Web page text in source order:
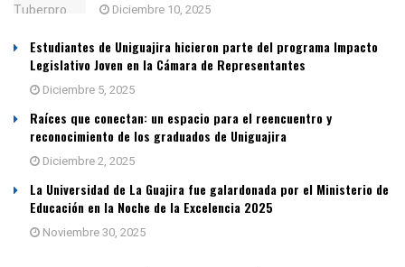
Diciembre 10, 2025
Estudiantes de Uniguajira hicieron parte del programa Impacto
Legislativo Joven en la Cámara de Representantes
Diciembre 5, 2025
Raíces que conectan: un espacio para el reencuentro y
reconocimiento de los graduados de Uniguajira
Diciembre 2, 2025
La Universidad de La Guajira fue galardonada por el Ministerio de
Educación en la Noche de la Excelencia 2025
Noviembre 30, 2025